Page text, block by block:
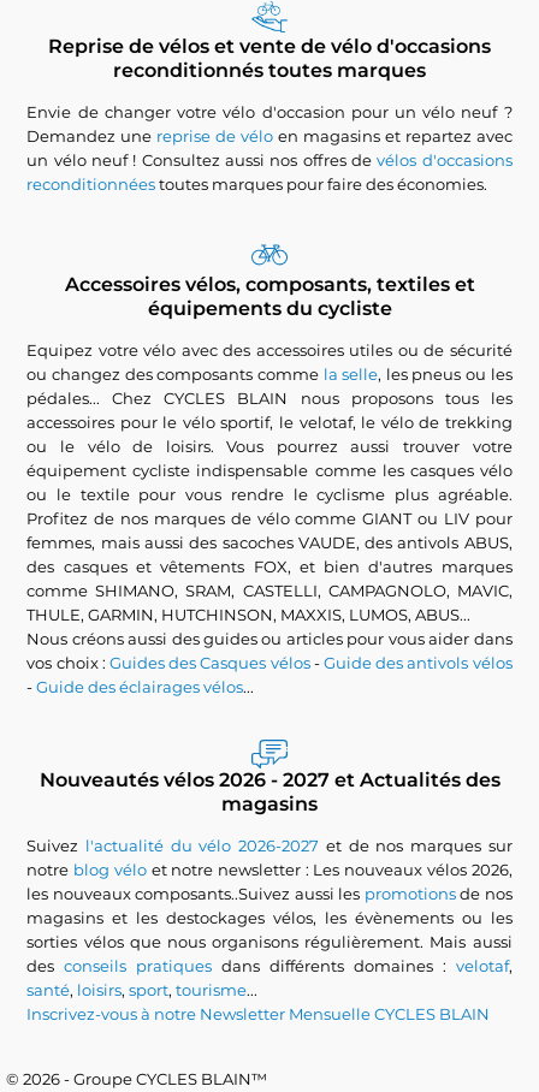
Reprise de vélos et vente de vélo d'occasions
reconditionnés toutes marques
Envie de changer votre vélo d'occasion pour un vélo neuf ?
Demandez une reprise de vélo en magasins et repartez avec
un vélo neuf ! Consultez aussi nos offres devélos d'occasions
reconditionnéestoutes marques pour faire des économies.
Accessoires vélos, composants, textiles et
équipements du cycliste
Equipez votre vélo avec des accessoires utiles ou de sécurité
ou changez des composants comme la selle, les pneus ou les
pédales... Chez CYCLES BLAIN nous proposons tous les
accessoires pour le vélo sportif, le velotaf, le vélo de trekking
ou le vélo de loisirs. Vous pourrez aussi trouver votre
équipement cycliste indispensable comme les casques vélo
ou le textile pour vous rendre le cyclisme plus agréable.
Profitez de nos marques de vélo comme GIANT ou LIV pour
femmes, mais aussi des sacoches VAUDE, des antivols ABUS,
des casques et vêtements FOX, et bien d'autres marques
comme SHIMANO, SRAM, CASTELLI, CAMPAGNOLO, MAVIC,
THULE, GARMIN, HUTCHINSON, MAXXIS, LUMOS, ABUS...
Nous créons aussi des guides ou articles pour vous aider dans
vos choix :Guides des Casques vélos-Guide des antivols vélos
-Guide des éclairages vélos...
Nouveautés vélos 2026 - 2027 et Actualités des
magasins
Suivez l'actualité du vélo 2026-2027 et de nos marques sur
notre blog véloet notre newsletter : Les nouveaux vélos 2026,
les nouveaux composants..Suivez aussi les promotionsde nos
magasins et les destockages vélos, les évènements ou les
sorties vélos que nous organisons régulièrement. Mais aussi
desconseils pratiques dans différents domaines : velotaf,
santé, loisirs,sport,tourisme...
Inscrivez-vous à notre Newsletter Mensuelle CYCLES BLAIN
© 2026 - Groupe CYCLES BLAIN™